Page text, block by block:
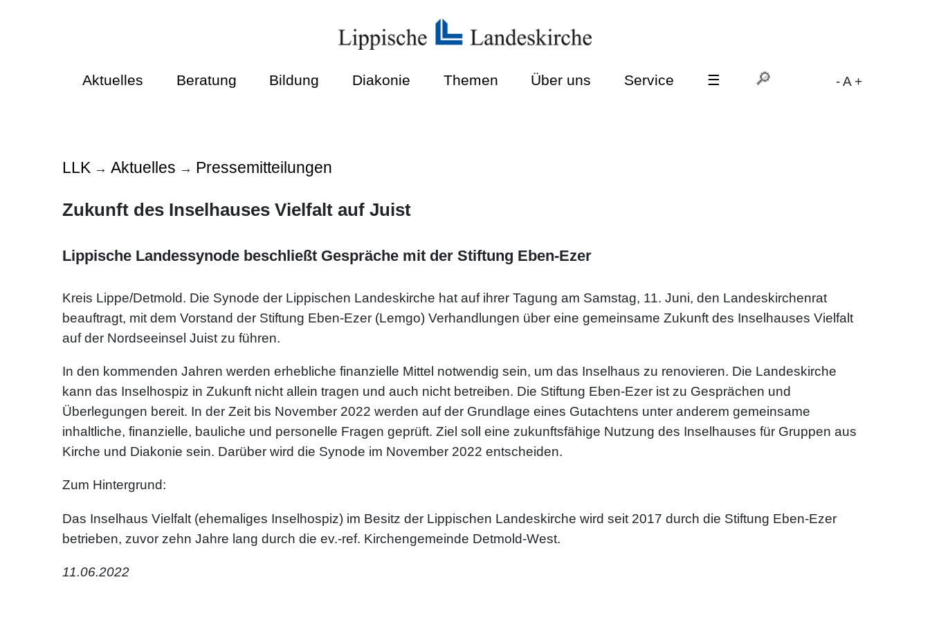
Aktuelles Beratung Bildung Diakonie Themen Über uns Service ☰ - A +
LLK →Aktuelles → Pressemitteilungen
Zukunft des Inselhauses Vielfalt auf Juist
Lippische Landessynode beschließt Gespräche mit der Stiftung Eben-Ezer
Kreis Lippe/Detmold. Die Synode der Lippischen Landeskirche hat auf ihrer Tagung am Samstag, 11. Juni, den Landeskirchenrat
beauftragt, mit dem Vorstand der Stiftung Eben-Ezer (Lemgo) Verhandlungen über eine gemeinsame Zukunft des Inselhauses Vielfalt
auf der Nordseeinsel Juist zu führen.
In den kommenden Jahren werden erhebliche finanzielle Mittel notwendig sein, um das Inselhaus zu renovieren. Die Landeskirche
kann das Inselhospiz in Zukunft nicht allein tragen und auch nicht betreiben. Die Stiftung Eben-Ezer ist zu Gesprächen und
Überlegungen bereit. In der Zeit bis November 2022 werden auf der Grundlage eines Gutachtens unter anderem gemeinsame
inhaltliche, finanzielle, bauliche und personelle Fragen geprüft. Ziel soll eine zukunftsfähige Nutzung des Inselhauses für Gruppen aus
Kirche und Diakonie sein. Darüber wird die Synode im November 2022 entscheiden.
Zum Hintergrund:
Das Inselhaus Vielfalt (ehemaliges Inselhospiz) im Besitz der Lippischen Landeskirche wird seit 2017 durch die Stiftung Eben-Ezer
betrieben, zuvor zehn Jahre lang durch die ev.-ref. Kirchengemeinde Detmold-West.
11.06.2022